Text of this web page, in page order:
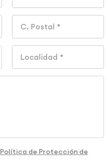
Política de Protección de